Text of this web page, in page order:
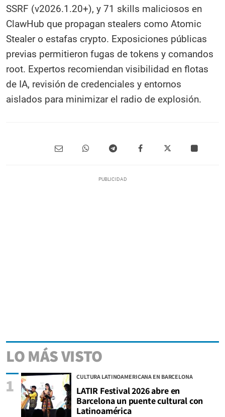
SSRF (v2026.1.20+), y 71 skills maliciosos en
ClawHub que propagan stealers como Atomic
Stealer o estafas crypto. Exposiciones públicas
previas permitieron fugas de tokens y comandos
root. Expertos recomiendan visibilidad en flotas
de IA, revisión de credenciales y entornos
aislados para minimizar el radio de explosión.
LO MÁS VISTO
CULTURA LATINOAMERICANA EN BARCELONA
LATIR Festival 2026 abre en
Barcelona un puente cultural con
Latinoamérica
1